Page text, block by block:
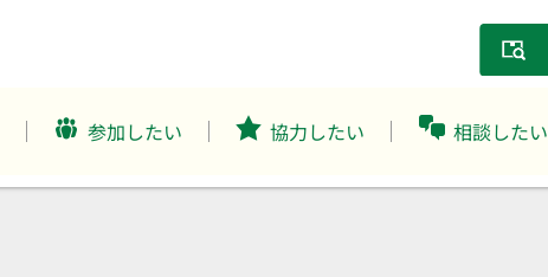
参加したい 協力したい 相談したい